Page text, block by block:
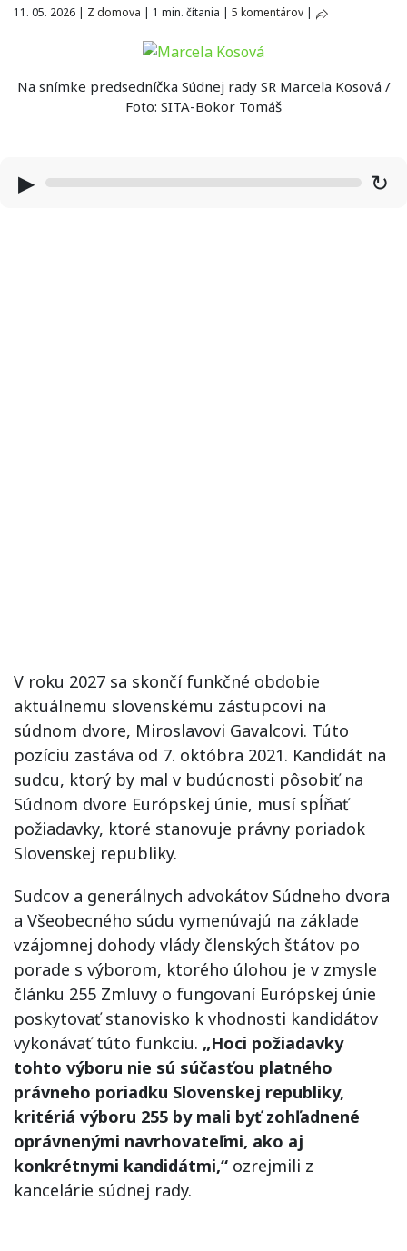
11. 05. 2026 | Z domova | 1 min. čítania | 5 komentárov |
Na snímke predsedníčka Súdnej rady SR Marcela Kosová /
Foto: SITA-Bokor Tomáš
▶ ↻
V roku 2027 sa skončí funkčné obdobie
aktuálnemu slovenskému zástupcovi na
súdnom dvore, Miroslavovi Gavalcovi. Túto
pozíciu zastáva od 7. októbra 2021. Kandidát na
sudcu, ktorý by mal v budúcnosti pôsobiť na
Súdnom dvore Európskej únie, musí spĺňať
požiadavky, ktoré stanovuje právny poriadok
Slovenskej republiky.
Sudcov a generálnych advokátov Súdneho dvora
a Všeobecného súdu vymenúvajú na základe
vzájomnej dohody vlády členských štátov po
porade s výborom, ktorého úlohou je v zmysle
článku 255 Zmluvy o fungovaní Európskej únie
poskytovať stanovisko k vhodnosti kandidátov
vykonávať túto funkciu. „Hoci požiadavky
tohto výboru nie sú súčasťou platného
právneho poriadku Slovenskej republiky,
kritériá výboru 255 by mali byť zohľadnené
oprávnenými navrhovateľmi, ako aj
konkrétnymi kandidátmi,“ ozrejmili z
kancelárie súdnej rady.